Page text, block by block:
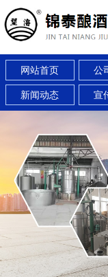
网站首页 公
新闻动态 宣